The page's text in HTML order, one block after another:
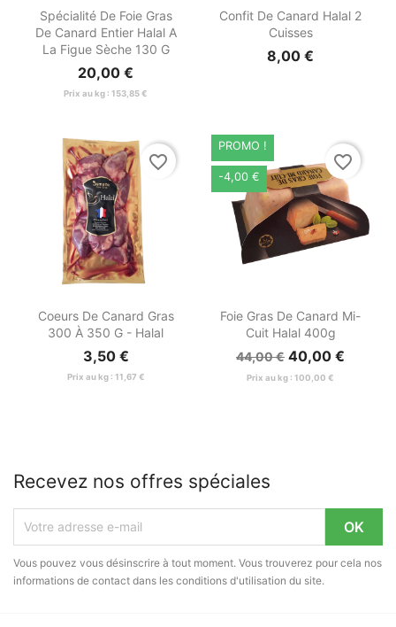
Aperçu rapide
Spécialité De Foie Gras
De Canard Entier Halal A
La Figue Sèche 130 G
20,00 €
Prix au kg : 153,85 €
Aperçu rapide
Confit De Canard Halal 2
Cuisses
8,00 €
Aperçu rapide
Coeurs De Canard Gras
300 À 350 G - Halal
3,50 €
Prix au kg : 11,67 €
favorite_border
Aperçu rapide
Foie Gras De Canard Mi-
Cuit Halal 400g
44,00 € 40,00 €
Prix au kg : 100,00 €
PROMO !
-4,00 €
favorite_border
Recevez nos offres spéciales
Vous pouvez vous désinscrire à tout moment. Vous trouverez pour cela nos
informations de contact dans les conditions d'utilisation du site.